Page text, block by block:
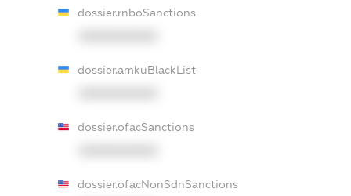
dossier.rnboSanctions
dossier.amkuBlackList
dossier.ofacSanctions
dossier.ofacNonSdnSanctions